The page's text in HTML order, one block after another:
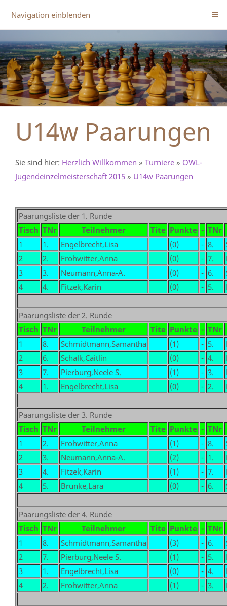
Navigation einblenden
U14w Paarungen
Sie sind hier: Herzlich Willkommen » Turniere » OWL-
Jugendeinzelmeisterschaft 2015 » U14w Paarungen
Paarungsliste der 1. Runde
Tisch TNr Teilnehmer Tite Punkte - TNr
1
1. Engelbrecht,Lisa (0) - 8.
2
2. Frohwitter,Anna (0) - 7.
3
3. Neumann,Anna-A. (0) - 6.
4
4. Fitzek,Karin (0) - 5.
Paarungsliste der 2. Runde
Tisch TNr Teilnehmer Tite Punkte - TNr
1
8. Schmidtmann,Samantha (1) - 5.
2
6. Schalk,Caitlin (0) - 4.
3
7. Pierburg,Neele S. (1) - 3.
4
1. Engelbrecht,Lisa (0) - 2.
Paarungsliste der 3. Runde
Tisch TNr Teilnehmer Tite Punkte - TNr
1
2. Frohwitter,Anna (1) - 8.
2
3. Neumann,Anna-A. (2) - 1.
3
4. Fitzek,Karin (1) - 7.
4
5. Brunke,Lara (0) - 6.
Paarungsliste der 4. Runde
Tisch TNr Teilnehmer Tite Punkte - TNr
1
8. Schmidtmann,Samantha (3) - 6.
2
7. Pierburg,Neele S. (1) - 5.
3
1. Engelbrecht,Lisa (0) - 4.
4
2. Frohwitter,Anna (1) - 3.